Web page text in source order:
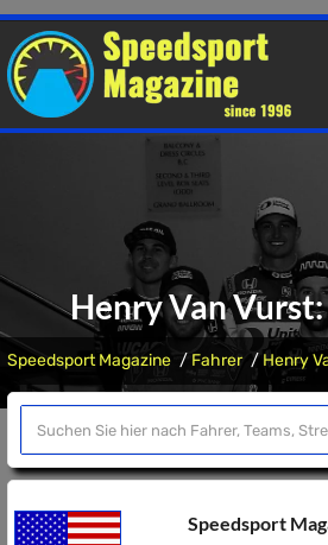
Henry Van
Speedsport Magazine Fahrer Henry
Speedsport